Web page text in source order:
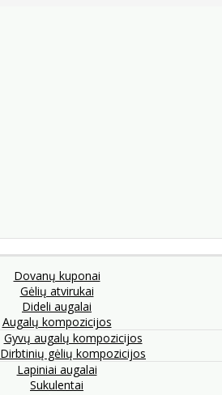
Dovanų kuponai
Gėlių atvirukai
Dideli augalai
Augalų kompozicijos
Gyvų augalų kompozicijos
Dirbtinių gėlių kompozicijos
Lapiniai augalai
Sukulentai